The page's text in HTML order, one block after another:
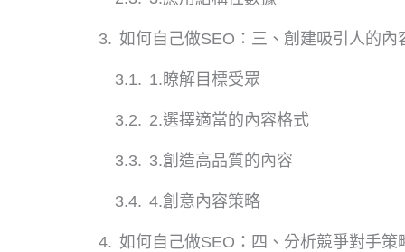
如何自己做SEO：三、創建吸引人的內
1.瞭解目標受眾
2.選擇適當的內容格式
3.創造高品質的內容
4.創意內容策略
如何自己做SEO：四、分析競爭對手策